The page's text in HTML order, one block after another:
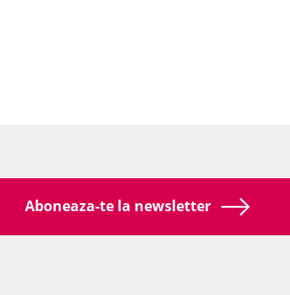
Aboneaza-te la newsletter